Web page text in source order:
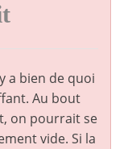
a bien de quoi
Au bout
on pourrait se
vide. Si la